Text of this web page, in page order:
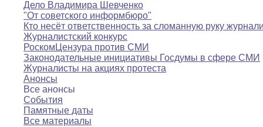
Дело Владимира Шевченко
"От советского информбюро"
Кто несёт ответственность за сломанную руку
Журналистский конкурс
РоскомЦензура против СМИ
Законодательные инициативы Госдумы в сфере СМИ
Журналисты на акциях протеста
Анонсы
Все анонсы
События
Памятные даты
Все материалы